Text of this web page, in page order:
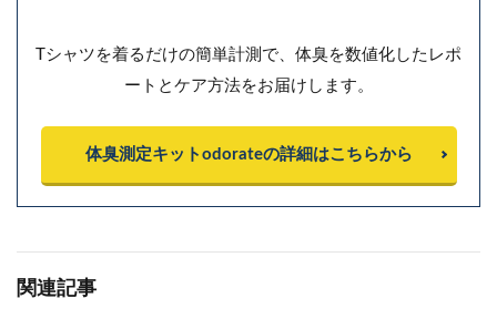
Tシャツを着るだけの簡単計測で、体臭を数値化したレポ
ートとケア方法をお届けします。
体臭測定キットodorateの詳細はこちらから
関連記事